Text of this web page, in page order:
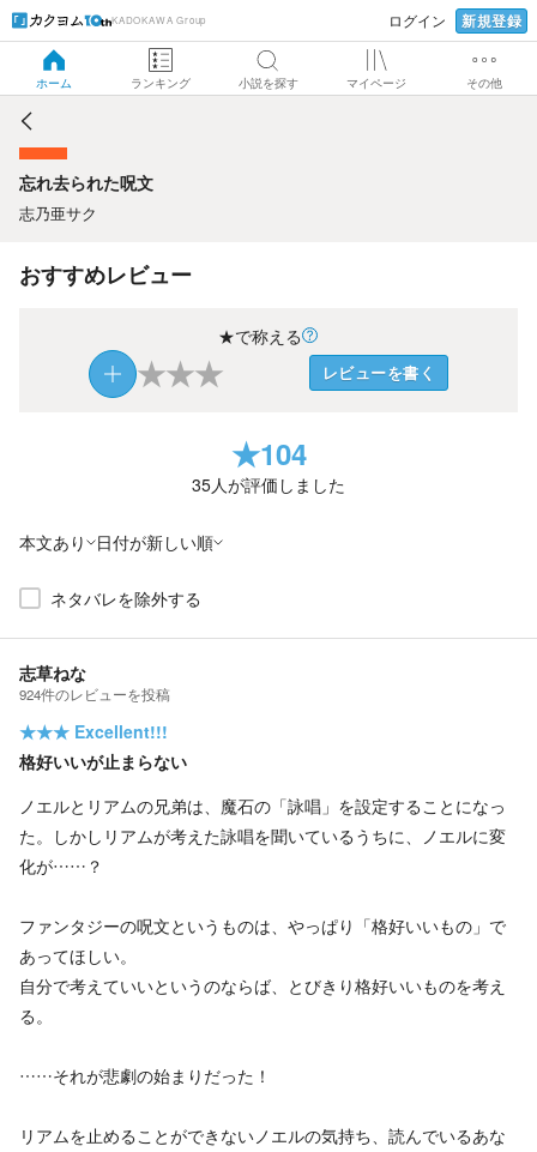
KADOKAWA Group ログイン 新規登録
ホーム ランキング 小説を探す マイページ その他
忘れ去られた呪文
忘れ去られた呪文
志乃亜サク
おすすめレビュー
★で称える
★★★ レビューを書く
★104
35人が評価しました
本文あり 日付が新しい順
ネタバレを除外する
志草ねな
924件のレビューを投稿
★★★ Excellent!!!
格好いいが止まらない
ノエルとリアムの兄弟は、魔石の「詠唱」を設定することになっ
た。しかしリアムが考えた詠唱を聞いているうちに、ノエルに変
化が……？
ファンタジーの呪文というものは、やっぱり「格好いいもの」で
あってほしい。
自分で考えていいというのならば、とびきり格好いいものを考え
る。
……それが悲劇の始まりだった！
リアムを止めることができないノエルの気持ち、読んでいるあな